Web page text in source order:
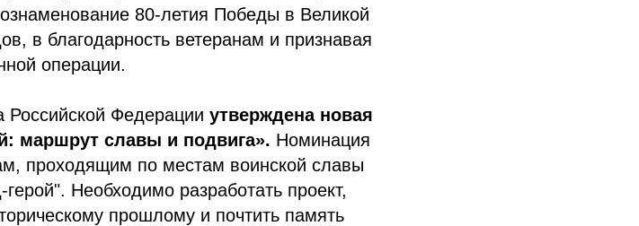
80-летия Победы в Великой
в благодарность ветеранам и признавая
операции.
Российской Федерации утверждена новая
маршрут славы и подвига». Номинация
проходящим по местам воинской славы
Необходимо разработать проект,
прошлому и почтить память